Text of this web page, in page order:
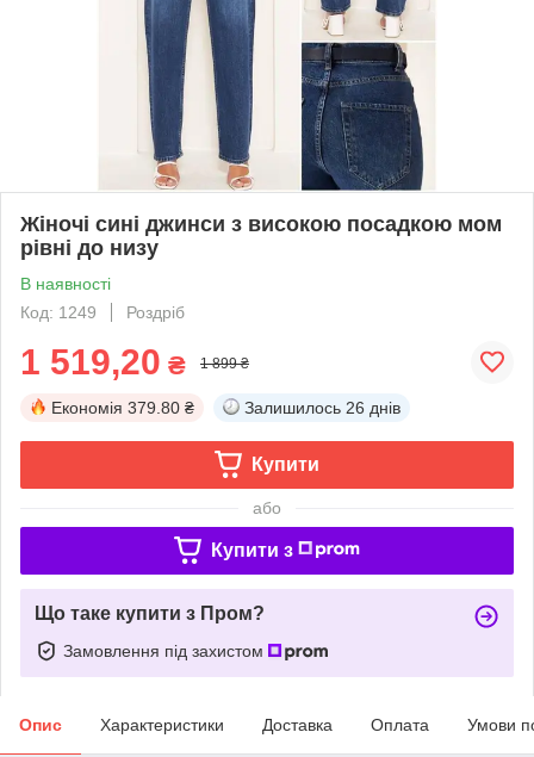
Жіночі сині джинси з високою посадкою мом
рівні до низу
В наявності
Код: 1249
Роздріб
1 519,20 ₴ 1 899 ₴
Економія 379.80 ₴ Залишилось 26 днів
Купити
або
Купити з
Що таке купити з Пром?
Замовлення під захистом
Опис Характеристики Доставка Оплата Умови